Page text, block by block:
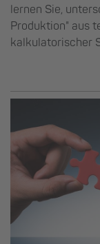
lernen Sie,
Produktion" aus
kalkulatorischer